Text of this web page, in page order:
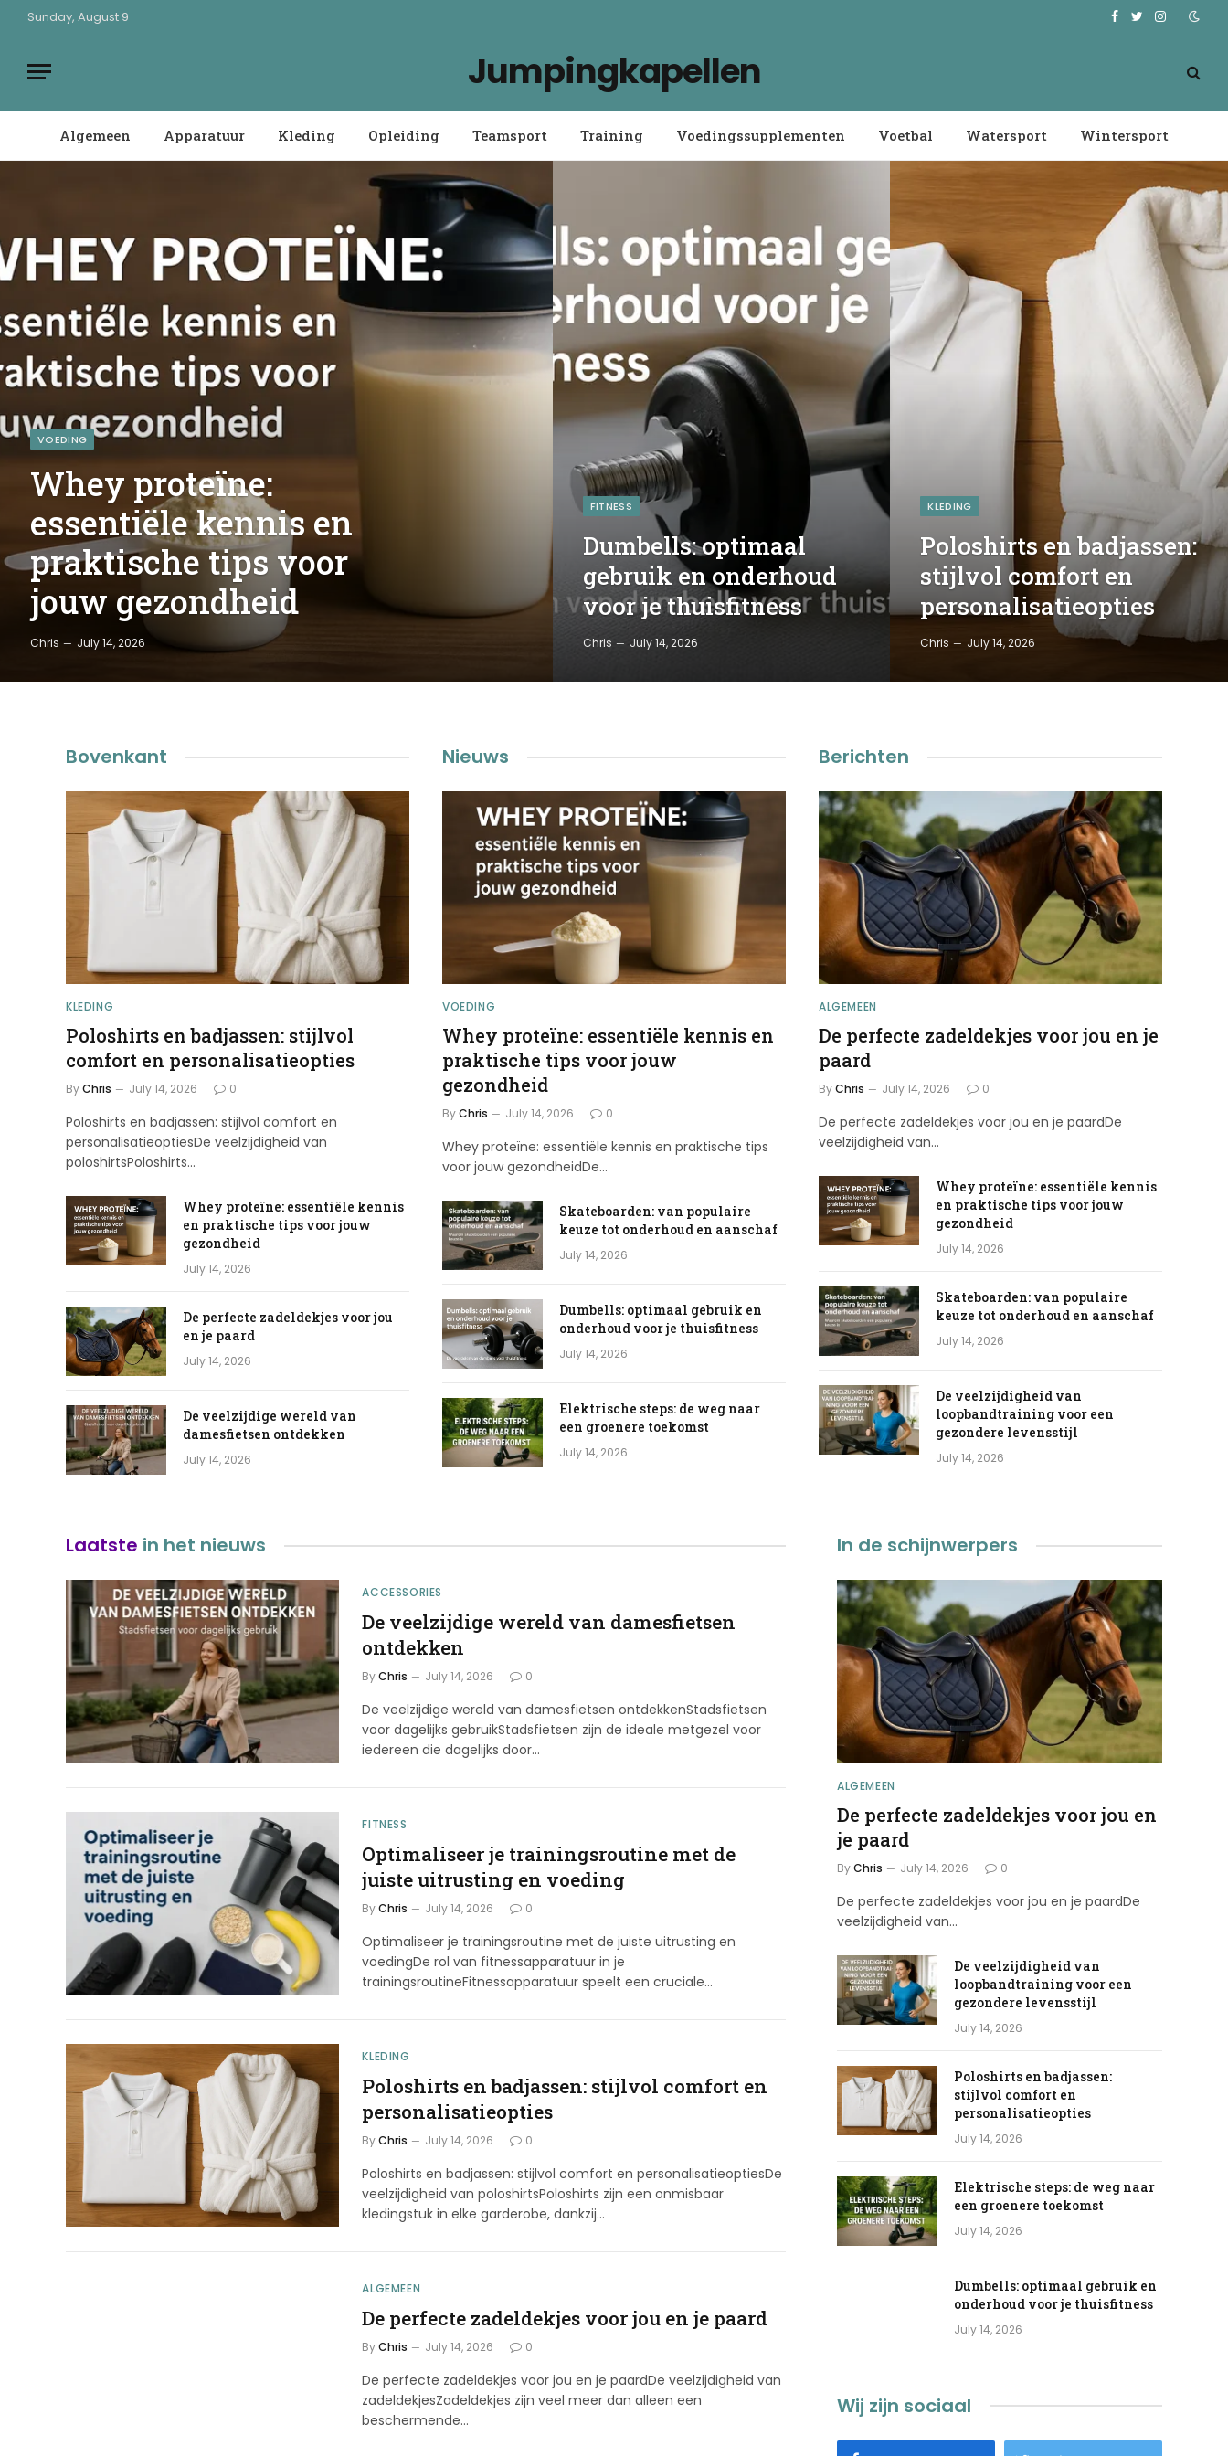
Sunday, August 9 Facebook
TwitterInstagram
Jumpingkapellen
Algemeen Apparatuur Kleding Opleiding Teamsport Training Voedingssupplementen Voetbal Watersport Wintersport
VOEDING
Whey proteïne:
essentiële kennis en
praktische tips voor
jouw gezondheid
Chris July 14, 2026
FITNESS
Dumbells: optimaal
gebruik en onderhoud
voor je thuisfitness
Chris July 14, 2026
KLEDING
Poloshirts en badjassen:
stijlvol comfort en
personalisatieopties
Chris July 14, 2026
Bovenkant
KLEDING
Poloshirts en badjassen: stijlvol
comfort en personalisatieopties
ByChris July 14, 2026 0
Poloshirts en badjassen: stijlvol comfort en
personalisatieoptiesDe veelzijdigheid van
poloshirtsPoloshirts…
Whey proteïne: essentiële kennis
en praktische tips voor jouw
gezondheid
July 14, 2026
De perfecte zadeldekjes voor jou
en je paard
July 14, 2026
De veelzijdige wereld van
damesfietsen ontdekken
July 14, 2026
Nieuws
VOEDING
Whey proteïne: essentiële kennis en
praktische tips voor jouw
gezondheid
ByChris July 14, 2026 0
Whey proteïne: essentiële kennis en praktische tips
voor jouw gezondheidDe…
Skateboarden: van populaire
keuze tot onderhoud en aanschaf
July 14, 2026
Dumbells: optimaal gebruik en
onderhoud voor je thuisfitness
July 14, 2026
Elektrische steps: de weg naar
een groenere toekomst
July 14, 2026
Berichten
ALGEMEEN
De perfecte zadeldekjes voor jou en je
paard
ByChris July 14, 2026 0
De perfecte zadeldekjes voor jou en je paardDe
veelzijdigheid van…
Whey proteïne: essentiële kennis
en praktische tips voor jouw
gezondheid
July 14, 2026
Skateboarden: van populaire
keuze tot onderhoud en aanschaf
July 14, 2026
De veelzijdigheid van
loopbandtraining voor een
gezondere levensstijl
July 14, 2026
Laatste in het nieuws
ACCESSORIES
De veelzijdige wereld van damesfietsen
ontdekken
By Chris July 14, 2026 0
De veelzijdige wereld van damesfietsen ontdekkenStadsfietsen
voor dagelijks gebruikStadsfietsen zijn de ideale metgezel voor
iedereen die dagelijks door…
FITNESS
Optimaliseer je trainingsroutine met de
juiste uitrusting en voeding
By Chris July 14, 2026 0
Optimaliseer je trainingsroutine met de juiste uitrusting en
voedingDe rol van fitnessapparatuur in je
trainingsroutineFitnessapparatuur speelt een cruciale…
KLEDING
Poloshirts en badjassen: stijlvol comfort en
personalisatieopties
By Chris July 14, 2026 0
Poloshirts en badjassen: stijlvol comfort en personalisatieoptiesDe
veelzijdigheid van poloshirtsPoloshirts zijn een onmisbaar
kledingstuk in elke garderobe, dankzij…
ALGEMEEN
De perfecte zadeldekjes voor jou en je paard
By Chris July 14, 2026 0
De perfecte zadeldekjes voor jou en je paardDe veelzijdigheid van
zadeldekjesZadeldekjes zijn veel meer dan alleen een
beschermende…
In de schijnwerpers
ALGEMEEN
De perfecte zadeldekjes voor jou en
je paard
ByChris July 14, 2026 0
De perfecte zadeldekjes voor jou en je paardDe
veelzijdigheid van…
De veelzijdigheid van
loopbandtraining voor een
gezondere levensstijl
July 14, 2026
Poloshirts en badjassen:
stijlvol comfort en
personalisatieopties
July 14, 2026
Elektrische steps: de weg naar
een groenere toekomst
July 14, 2026
Dumbells: optimaal gebruik en
onderhoud voor je thuisfitness
July 14, 2026
Wij zijn sociaal